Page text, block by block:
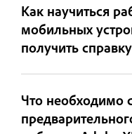
Как научиться
мобильных
получить
Что необходимо